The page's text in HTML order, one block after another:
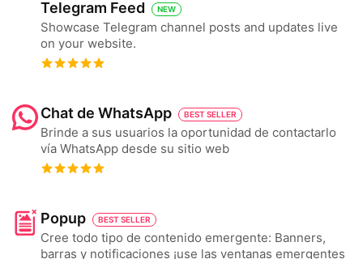
Telegram Feed NEW
Showcase Telegram channel posts and updates live
on your website.
Chat de WhatsApp BEST SELLER
Brinde a sus usuarios la oportunidad de contactarlo
vía WhatsApp desde su sitio web
Popup BEST SELLER
Cree todo tipo de contenido emergente: Banners,
barras y notificaciones ¡use las ventanas emergentes